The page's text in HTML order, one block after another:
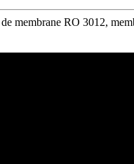
membrane RO 3012,